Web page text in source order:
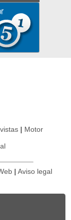
Motor
Aviso legal